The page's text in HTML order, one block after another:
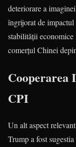
deteriorare a
îngrijorat de
stabilității economice
comerțul Chinei
Cooperarea
CPI
Un alt aspect
Trump a fost